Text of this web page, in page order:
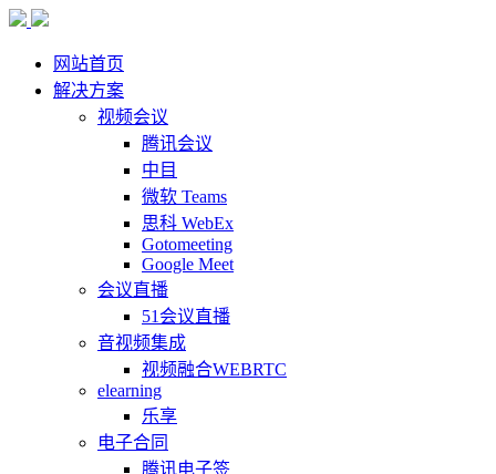
网站首页
解决方案
视频会议
腾讯会议
中目
微软 Teams
思科 WebEx
Gotomeeting
Google Meet
会议直播
51会议直播
音视频集成
视频融合WEBRTC
elearning
乐享
电子合同
腾讯电子签